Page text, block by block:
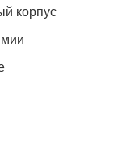
корпус